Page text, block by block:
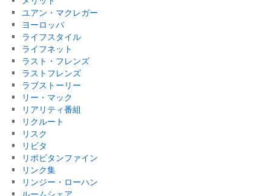
ユアン・マクレガー
ヨーロッパ
ライフスタイル
ライフネット
ラスト・フレンズ
ラストフレンズ
ラブストーリー
リー・マック
リアリティ番組
リクルート
リスク
リビタ
リポビタンファイン
リンク集
リンジー・ローハン